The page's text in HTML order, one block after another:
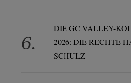
DIE GC VALLEY-
2026: DIE RECHTE
SCHULZ